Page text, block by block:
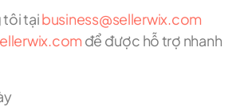
tôi tạibusiness@sellerwix.com
để được hỗ trợ nhanh